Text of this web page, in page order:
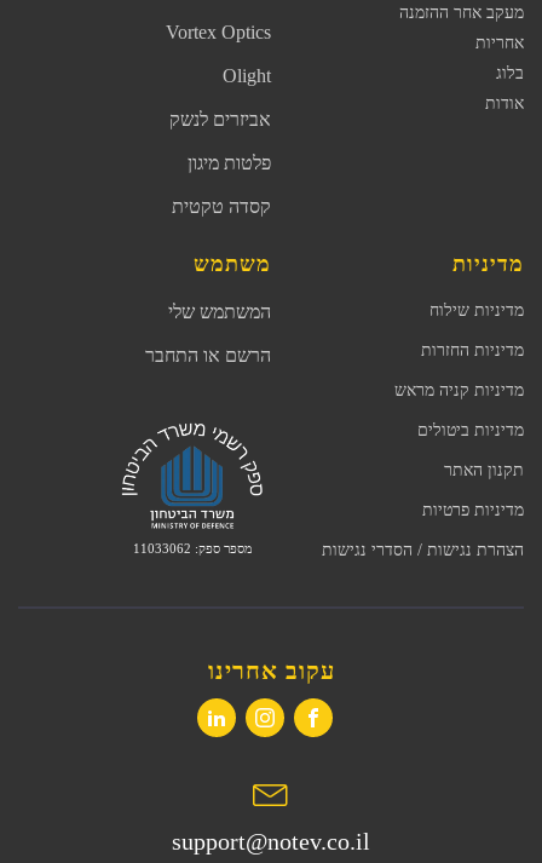
מעקב אחר ההזמנה
אחריות
בלוג
אודות
Vortex Optics
Olight
אביזרים לנשק
פלטות מיגון
קסדה טקטית
מדיניות
מדיניות שילוח
מדיניות החזרות
מדיניות קניה מראש
מדיניות ביטולים
תקנון האתר
מדיניות פרטיות
הצהרת נגישות / הסדרי נגישות
משתמש
המשתמש שלי
הרשם או התחבר
מספר ספק: 11033062
עקוב אחרינו
support@notev.co.il